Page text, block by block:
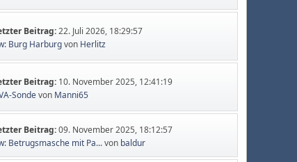
Beitrag:22. Juli 2026, 18:29:57
Burg Harburgvon Herlitz
Beitrag: 10. November 2025, 12:41:19
Sondevon Manni65
Beitrag:09. November 2025, 18:12:57
Betrugsmasche mit Pa...von baldur